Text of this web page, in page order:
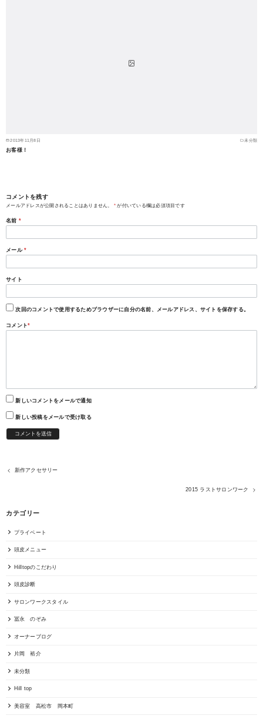
2013年11月8日 未分類
お客様！
コメントを残す
メールアドレスが公開されることはありません。 * が付いている欄は必須項目です
名前 *
メール *
サイト
次回のコメントで使用するためブラウザーに自分の名前、メールアドレス、サイトを保存する。
コメント*
新しいコメントをメールで通知
新しい投稿をメールで受け取る
新作アクセサリー
2015 ラストサロンワーク
カテゴリー
プライベート
頭皮メニュー
Hilltopのこだわり
頭皮診断
サロンワークスタイル
冨永 のぞみ
オーナーブログ
片岡 裕介
未分類
Hill top
美容室 高松市 岡本町